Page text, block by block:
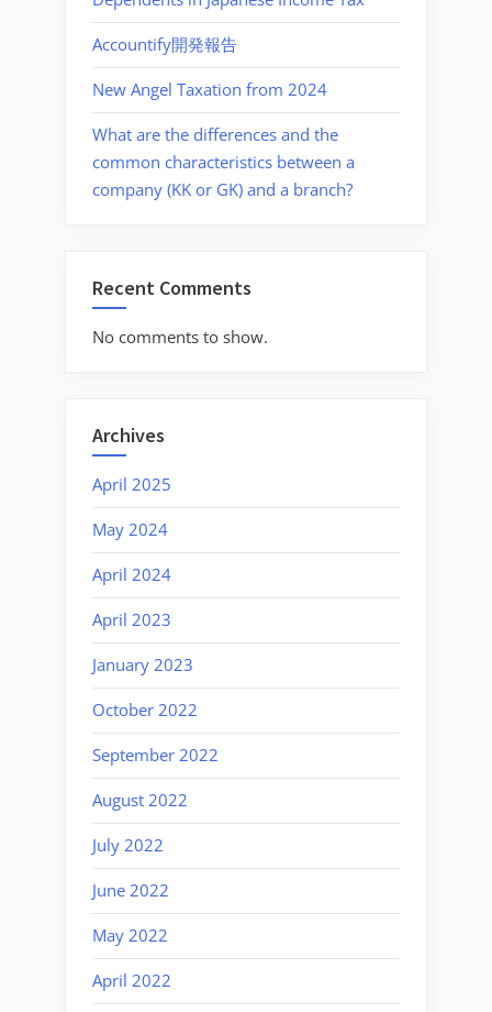
Accountify開発報告
New Angel Taxation from 2024
What are the differences and the
common characteristics between a
company (KK or GK) and a branch?
Recent Comments
No comments to show.
Archives
April 2025
May 2024
April 2024
April 2023
January 2023
October 2022
September 2022
August 2022
July 2022
June 2022
May 2022
April 2022